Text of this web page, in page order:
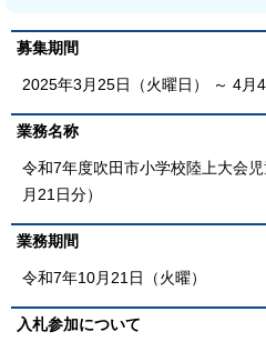
募集期間
2025年3月25日（火曜日） ～ 4月4
業務名称
令和7年度吹田市小学校陸上大会
月21日分）
業務期間
令和7年10月21日（火曜）
入札参加について